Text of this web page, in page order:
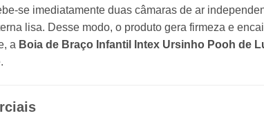
se imediatamente duas câmaras de ar
lisa. Desse modo, o produto gera firmeza e
a Boia de Braço Infantil Intex Ursinho Pooh de